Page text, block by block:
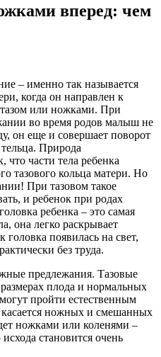
вперед: чем
– именно так называется
когда он направлен к
или ножками. При
во время родов малыш не
он еще и совершает поворот
Природа
что части тела ребенка
тазового кольца матери. Но
При тазовом такое
и ребенок при родах
ребенка – это самая
она легко раскрывает
головка появилась на свет,
без труда.
предлежания. Тазовые
плода и нормальных
пройти естественным
ножных и смешанных
ножками или коленями –
становится очень